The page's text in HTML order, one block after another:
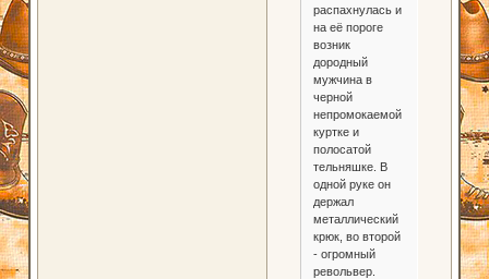
распахнулась и
на её пороге
возник
дородный
мужчина в
черной
непромокаемой
куртке и
полосатой
тельняшке. В
одной руке он
держал
металлический
крюк, во второй
- огромный
револьвер.